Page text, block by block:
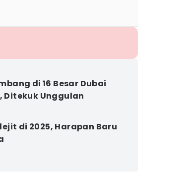
di 16 Besar Dubai
Ditekuk Unggulan
di 2025, Harapan Baru